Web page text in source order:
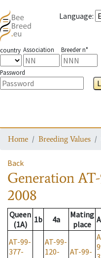
Language:
country Association Breeder n°
Password
Home Breeding Values
Back
Generation
2008
Queen
(1A)
1b 4a
Mating
place
AT-99-
377-
AT-99-
120-
AT-99-